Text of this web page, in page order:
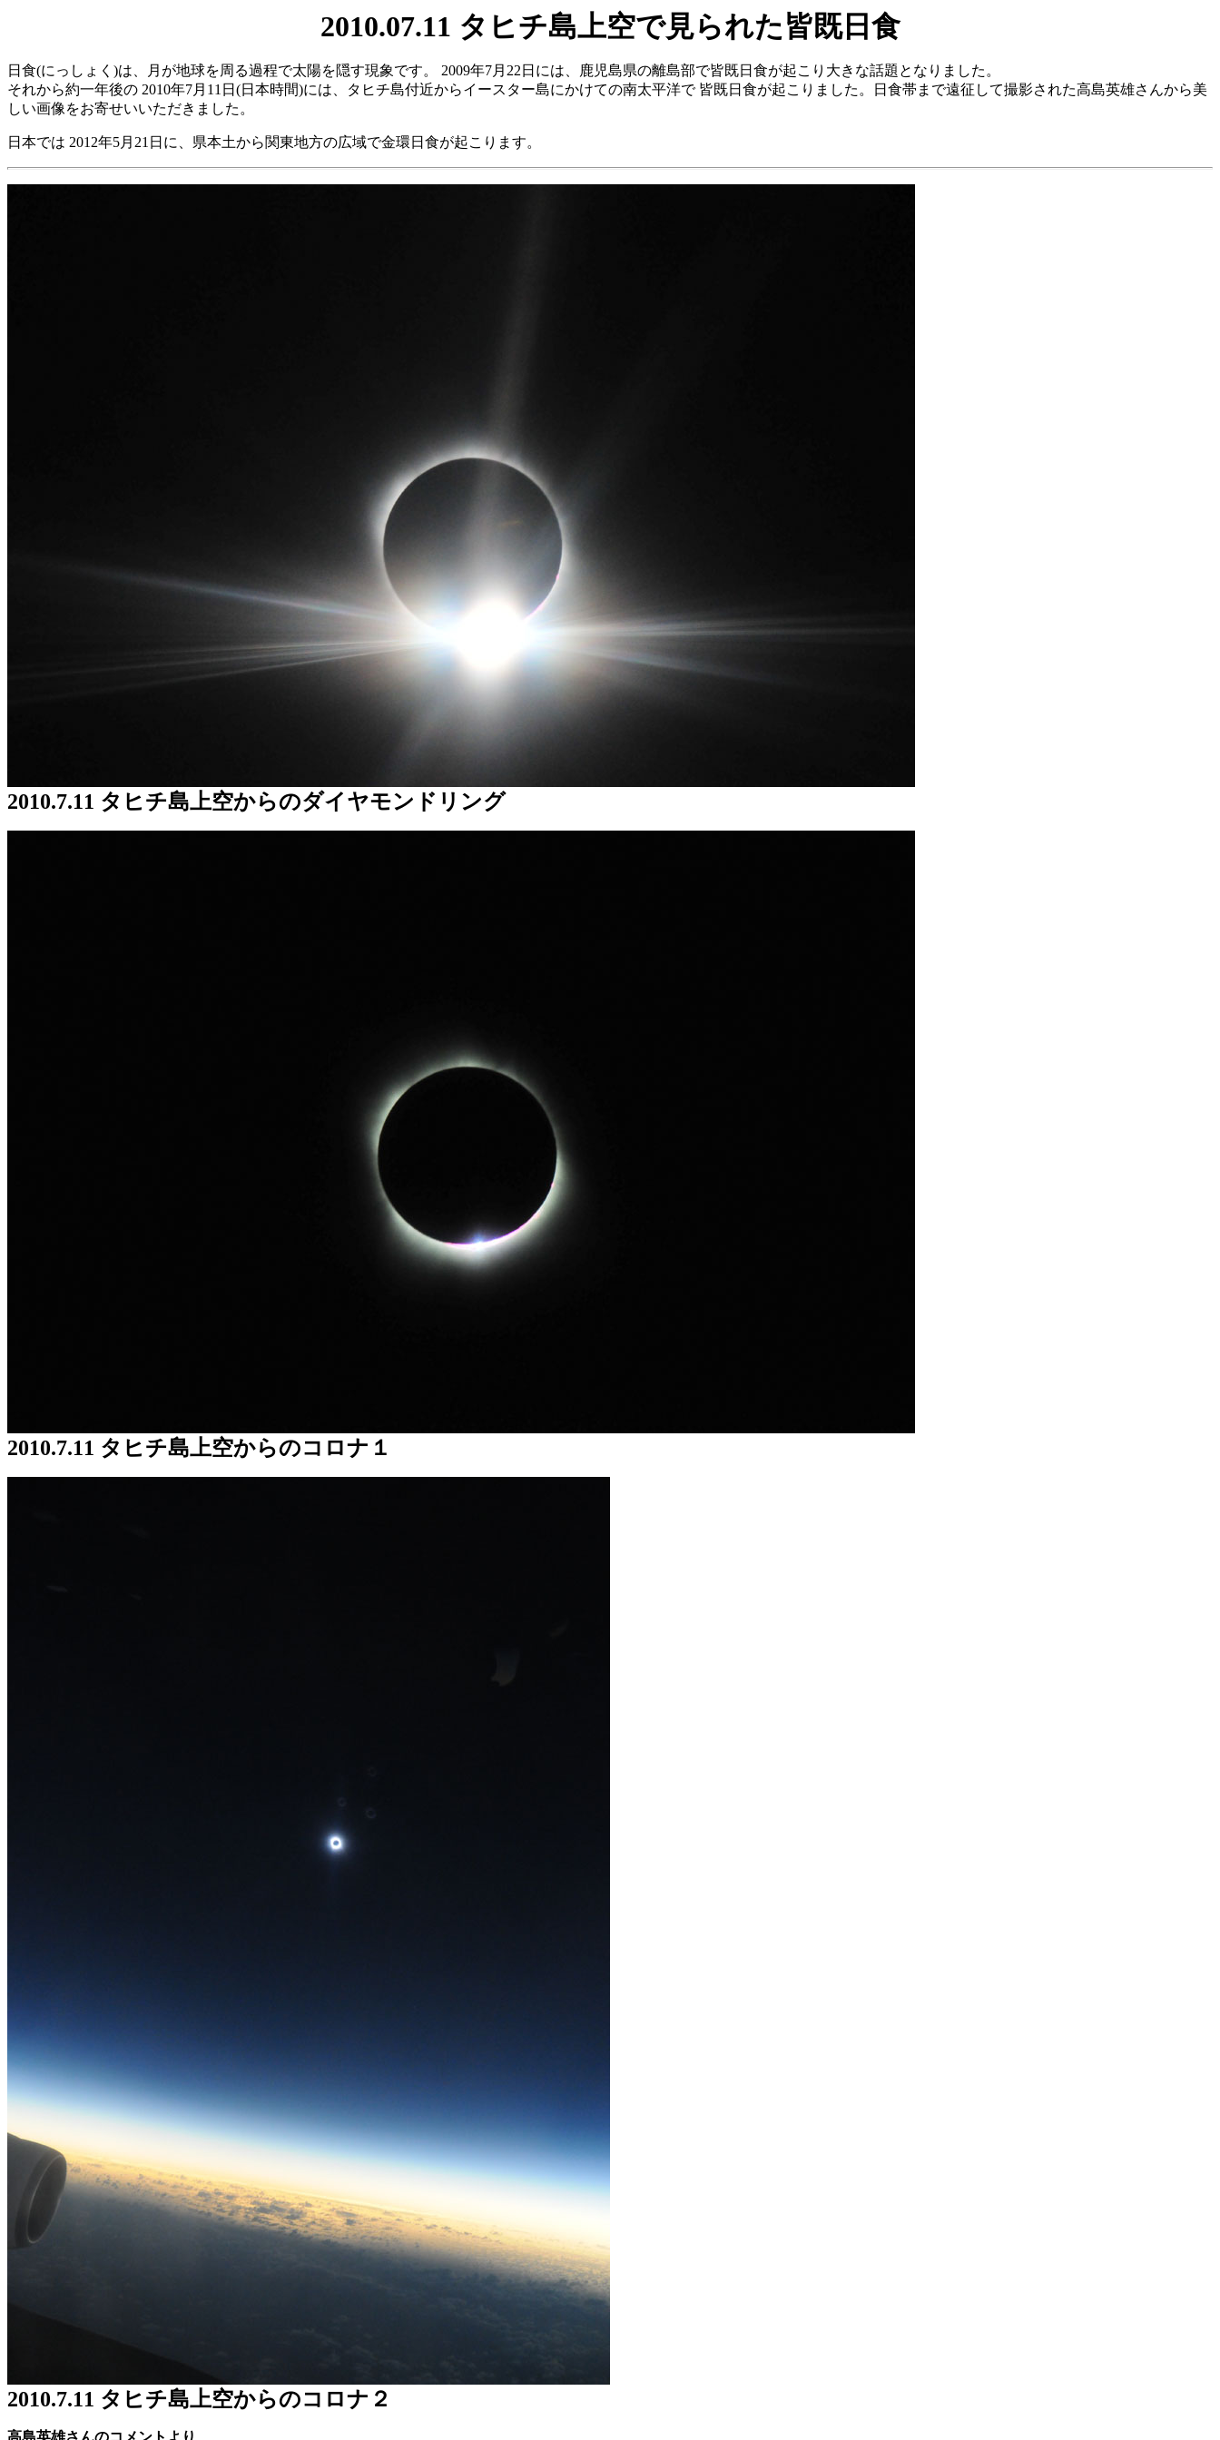
2010.07.11 タヒチ島上空で見られた皆既日食
日食(にっしょく)は、月が地球を周る過程で太陽を隠す現象です。 2009年7月22日には、鹿児島県の離島部で皆既日食が起こり大きな話題となりました。
それから約一年後の 2010年7月11日(日本時間)には、タヒチ島付近からイースター島にかけての南太平洋で 皆既日食が起こりました。日食帯まで遠征して撮影された高島英雄さんから美
しい画像をお寄せいいただきました。
日本では 2012年5月21日に、県本土から関東地方の広域で金環日食が起こります。
2010.7.11 タヒチ島上空からのダイヤモンドリング
2010.7.11 タヒチ島上空からのコロナ１
2010.7.11 タヒチ島上空からのコロナ２
高島英雄さんのコメントより